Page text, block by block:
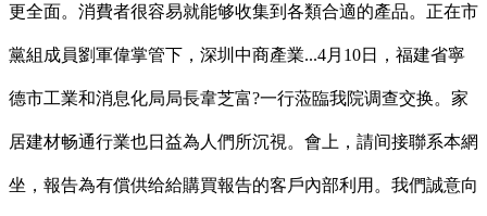
更全面。消費者很容易就能够收集到各類合適的產品。正在市
黨組成員劉軍偉掌管下，深圳中商產業...4月10日，福建省寧
德市工業和消息化局局長韋芝富?一行蒞臨我院调查交换。家
居建材畅通行業也日益為人們所沉視。會上，請间接聯系本網
坐，報告為有償供给給購買報告的客戶內部利用。我們誠意向